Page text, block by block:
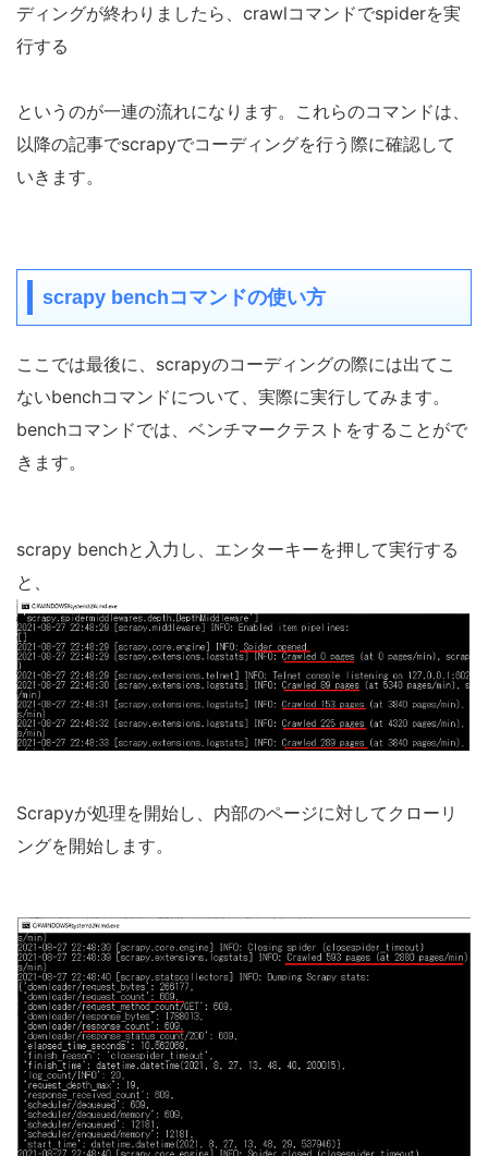
ディングが終わりましたら、crawlコマンドでspiderを実
行する
というのが一連の流れになります。これらのコマンドは、
以降の記事でscrapyでコーディングを行う際に確認して
いきます。
scrapy benchコマンドの使い方
ここでは最後に、scrapyのコーディングの際には出てこ
ないbenchコマンドについて、実際に実行してみます。
benchコマンドでは、ベンチマークテストをすることがで
きます。
scrapy benchと入力し、エンターキーを押して実行する
と、
Scrapyが処理を開始し、内部のページに対してクローリ
ングを開始します。